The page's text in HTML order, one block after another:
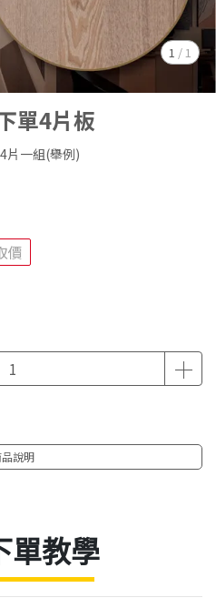
1 / 1
單4片板
片一組(舉例)
價
品說明
單教學